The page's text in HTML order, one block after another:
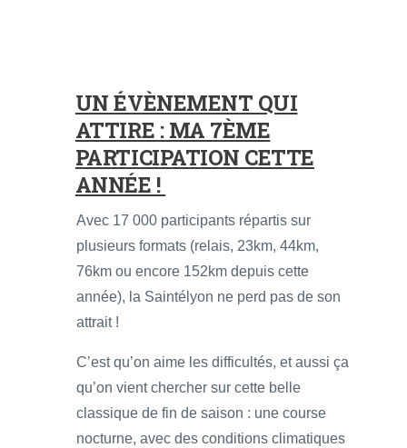
UN ÉVÈNEMENT QUI
ATTIRE : MA 7ÈME
PARTICIPATION CETTE
ANNÉE !
Avec 17 000 participants répartis sur
plusieurs formats (relais, 23km, 44km,
76km ou encore 152km depuis cette
année), la Saintélyon ne perd pas de son
attrait !
C’est qu’on aime les difficultés, et aussi ça
qu’on vient chercher sur cette belle
classique de fin de saison : une course
nocturne, avec des conditions climatiques